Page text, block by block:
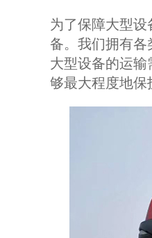
为了保障大型
备。我们拥有
大型设备的运
够最大程度地保